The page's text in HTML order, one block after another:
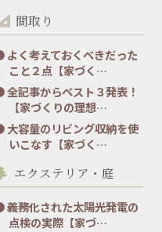
間取り
よく考えておくべきだった
こと２点【家づく…
全記事からベスト３発表！
【家づくりの理想…
大容量のリビング収納を使
いこなす【家づく…
エクステリア・庭
義務化された太陽光発電の
点検の実際【家づ…